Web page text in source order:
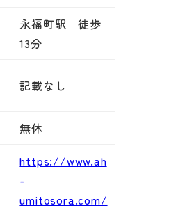
永福町駅 徒歩
13分
記載なし
無休
https://www.ah
-
umitosora.com/